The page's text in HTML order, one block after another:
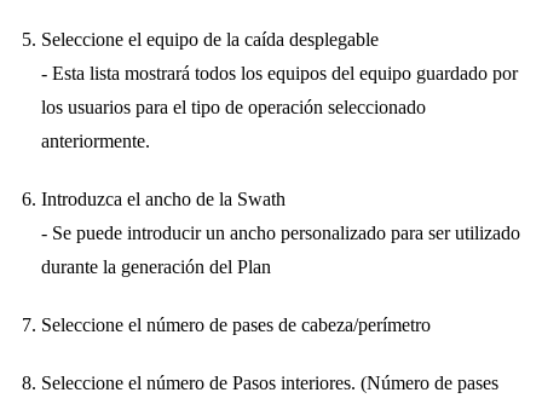
Seleccione el equipo de la caída desplegable
- Esta lista mostrará todos los equipos del equipo guardado por
los usuarios para el tipo de operación seleccionado
anteriormente.
Introduzca el ancho de la Swath
- Se puede introducir un ancho personalizado para ser utilizado
durante la generación del Plan
Seleccione el número de pases de cabeza/perímetro
Seleccione el número de Pasos interiores. (Número de pases